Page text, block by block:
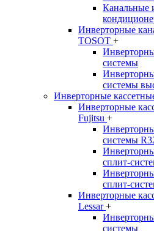
Канальные
Инверторные
TOSOT +
системы
системы
Инверторные
Инверторные
Fujitsu +
системы
сплит-
сплит-
Инверторные
Lessar+
системы